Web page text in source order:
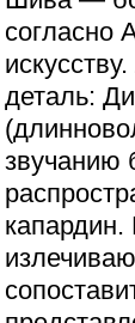
согласно
деталь:
звучанию